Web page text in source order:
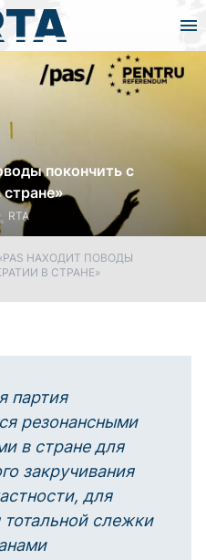
покончить с
RTA
НАХОДИТ ПОВОДЫ
В СТРАНЕ»
партия
резонансными
в стране для
закручивания
для
тотальной слежки